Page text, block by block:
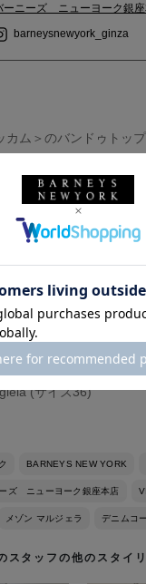
ーニーズ ニューヨーク銀
barneysnewyork_ginza
カム＞のバンドゥトッ
ンパクトなつくりなので
もスッキリ着用できま
のインナーとして使う
(サイズ8)
(サイズ0)
(サイズ36)
BARNEYS NEW YORK
ズ ニューヨーク銀座本店
メゾン マルジェラ デニムコ
スタッフの他のスタイ